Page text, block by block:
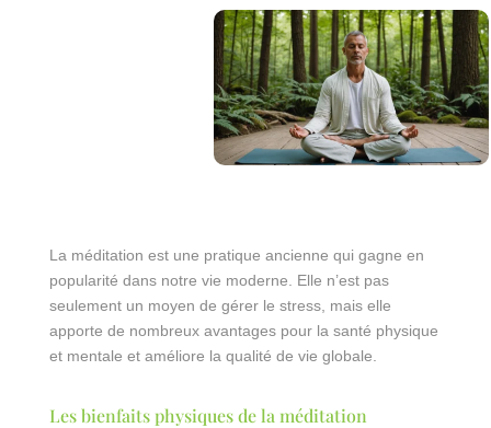
La méditation est une pratique ancienne qui gagne en
popularité dans notre vie moderne. Elle n’est pas
seulement un moyen de gérer le stress, mais elle
apporte de nombreux avantages pour la santé physique
et mentale et améliore la qualité de vie globale.
Les bienfaits physiques de la méditation